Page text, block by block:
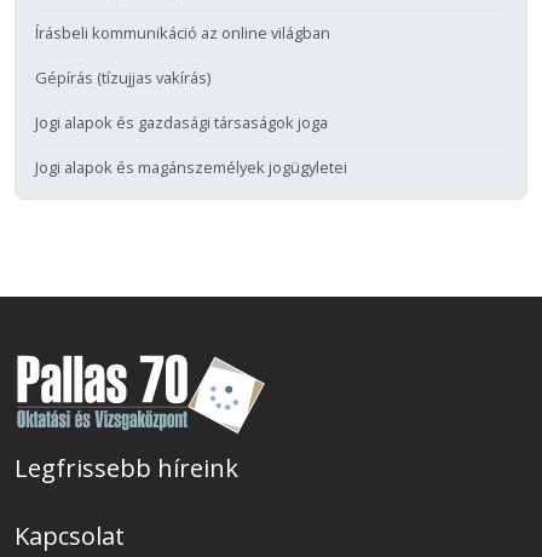
Írásbeli kommunikáció az online világban
Gépírás (tízujjas vakírás)
Jogi alapok és gazdasági társaságok joga
Jogi alapok és magánszemélyek jogügyletei
Legfrissebb híreink
Kapcsolat